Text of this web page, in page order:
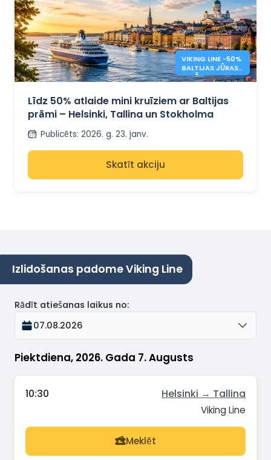
VIKING LINE −50%
BALTIJAS JŪRAS
KRUĪZI
Līdz 50% atlaide mini kruīziem ar Baltijas
prāmi – Helsinki, Tallina un Stokholma
Publicēts: 2026. g. 23. janv.
Skatīt akciju
Izlidošanas padome Viking Line
Piektdiena, 2026. Gada 7. Augusts
Rādīt atiešanas laikus no:
07.08.2026
10:30 Helsinki → Tallina
Viking Line
Meklēt